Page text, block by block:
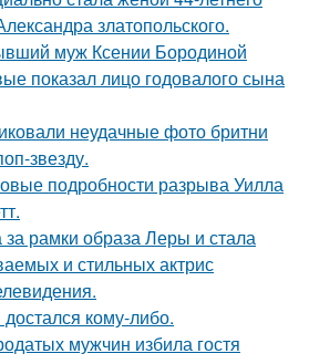
златопольского.
муж Ксении Бородиной
показал лицо годовалого сына
неудачные фото бритни
звезду.
подробности разрыва Уилла
рамки образа Леры и стала
и стильных актрис
кому-либо.
мужчин избила гостя